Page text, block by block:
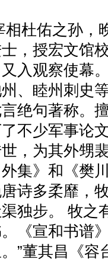
杜佑之孙，
，授宏文馆
入观察使幕
、睦州刺史
绝句著称。
不少军事论
世，为其外甥
集》和《樊
诗多柔靡，
独步。 牧之
《宣和书谱
”董其昌《容